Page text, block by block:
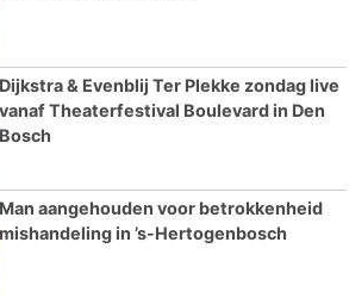
Dijkstra & Evenblij Ter Plekke zondag live
vanaf Theaterfestival Boulevard in Den
Bosch
Man aangehouden voor betrokkenheid
mishandeling in ’s-Hertogenbosch